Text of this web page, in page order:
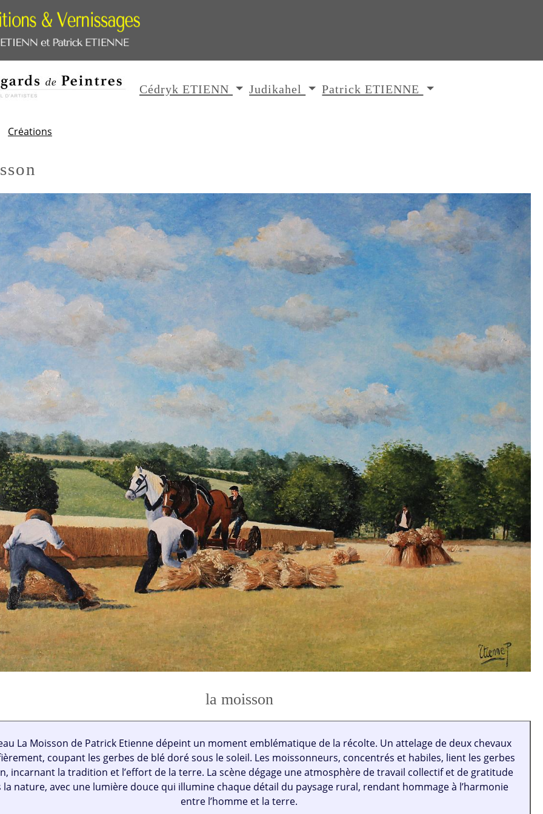
Cédryk ETIENN Judikahel Patrick ETIENNE
Créations
la moisson
La Moisson de Patrick Etienne dépeint un moment emblématique de la récolte. Un attelage de deux chevaux
coupant les gerbes de blé doré sous le soleil. Les moissonneurs, concentrés et habiles, lient les gerbes
incarnant la tradition et l’effort de la terre. La scène dégage une atmosphère de travail collectif et de gratitude
la nature, avec une lumière douce qui illumine chaque détail du paysage rural, rendant hommage à l’harmonie
entre l’homme et la terre.